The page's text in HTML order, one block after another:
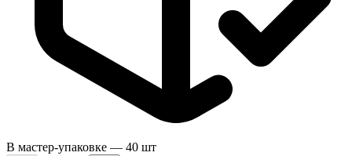
В мастер-упаковке — 40 шт